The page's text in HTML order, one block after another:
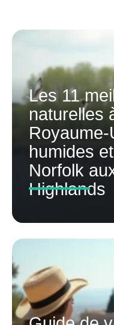
Les 11
naturelles
humides
Norfolk
Highlands